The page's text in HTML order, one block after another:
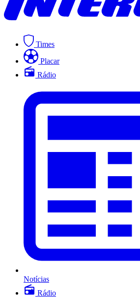
Times
Placar
Rádio
Notícias
Rádio